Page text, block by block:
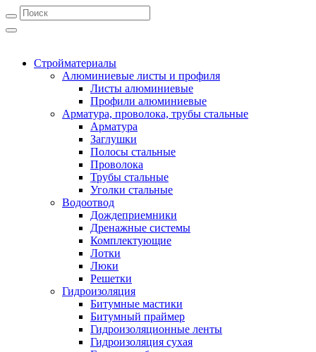
Стройматериалы
Алюминиевые листы и профиля
Листы алюминиевые
Профили алюминиевые
Арматура, проволока, трубы стальные
Арматура
Заглушки
Полосы стальные
Проволока
Трубы стальные
Уголки стальные
Водоотвод
Дождеприемники
Дренажные системы
Комплектующие
Лотки
Люки
Решетки
Гидроизоляция
Битумные мастики
Битумный праймер
Гидроизоляционные ленты
Гидроизоляция сухая